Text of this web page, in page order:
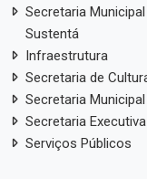
Secretaria
Sustentá
Infraestrutura
Secretaria de
Secretaria
Secretaria
Serviços Públicos